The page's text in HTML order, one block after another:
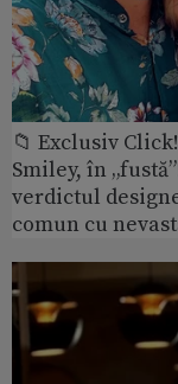
📁 Exclusiv Click!
Smiley, în
verdictul
comun cu